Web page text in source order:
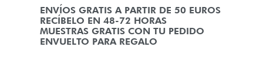
ENVÍOS GRATIS A PARTIR DE 50 EUROS
RECÍBELO EN 48-72 HORAS
MUESTRAS GRATIS CON TU PEDIDO
ENVUELTO PARA REGALO